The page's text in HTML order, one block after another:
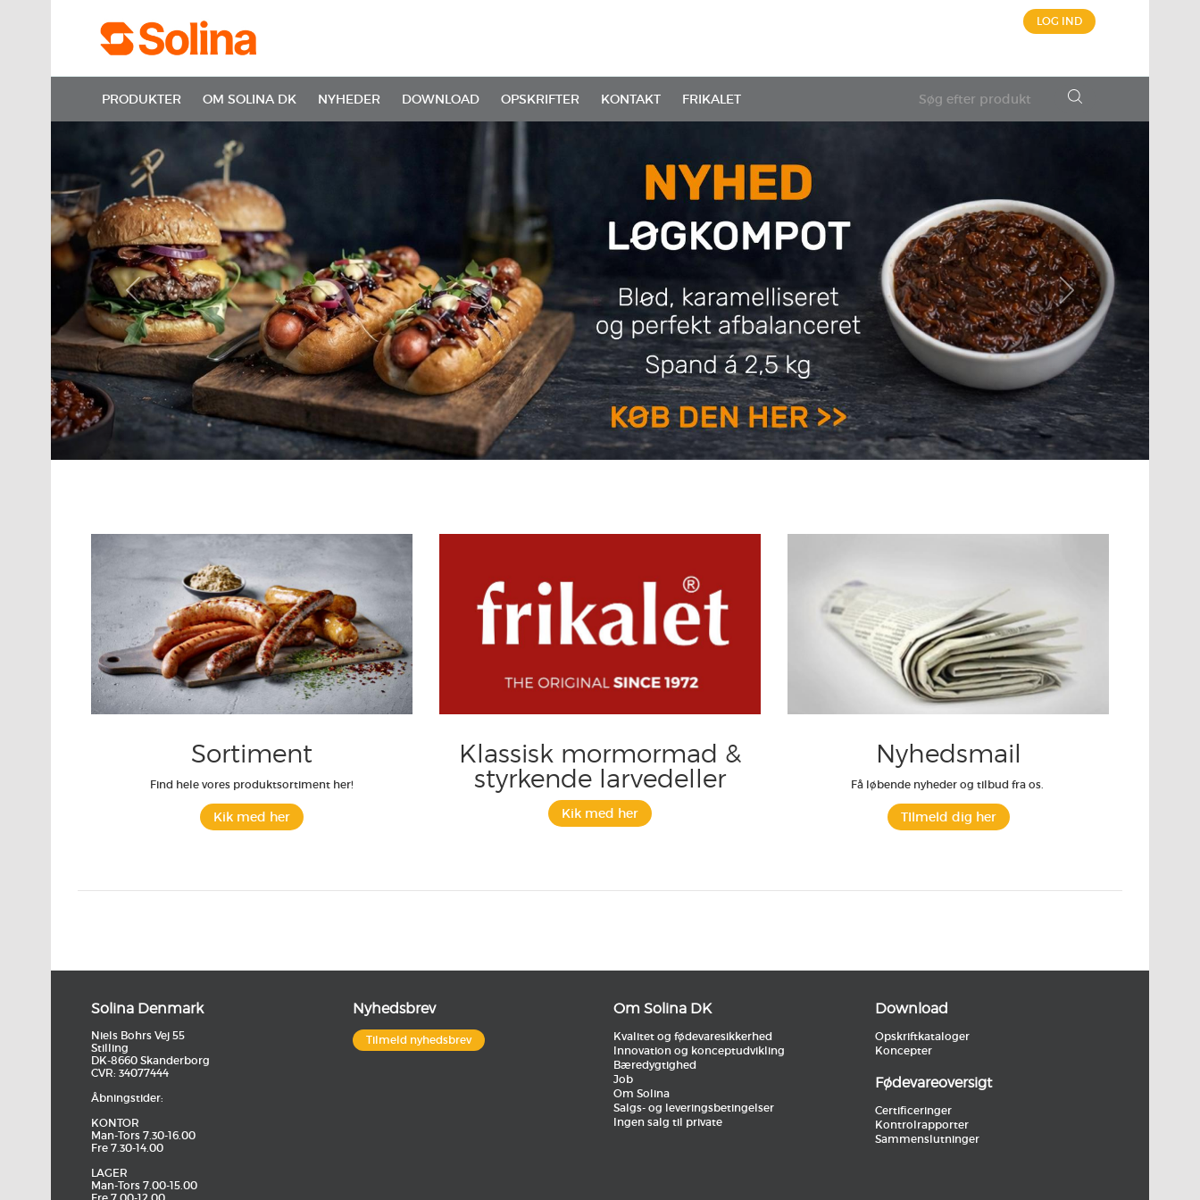
LOG IND
PRODUKTER OM SOLINA DK NYHEDER DOWNLOAD OPSKRIFTER KONTAKT FRIKALET
Previous
Sortiment
Find hele vores produktsortiment her!
Kik med her
Klassisk mormormad &
styrkende larvedeller
Kik med her
Nyhedsmail
Få løbende nyheder og tilbud fra os.
TIlmeld dig her
Solina Denmark
Niels Bohrs Vej 55
Stilling
DK-8660 Skanderborg
CVR: 34077444
Åbningstider:
KONTOR
Man-Tors 7.30-16.00
Fre 7.30-14.00
LAGER
Man-Tors 7.00-15.00
Nyhedsbrev
Tilmeld nyhedsbrev
Om Solina DK
Kvalitet og fødevaresikkerhed
Innovation og konceptudvikling
Bæredygtighed
Job
Om Solina
Salgs- og leveringsbetingelser
Ingen salg til private
Download
Opskriftkataloger
Koncepter
Fødevareoversigt
Certificeringer
Kontrolrapporter
Sammenslutninger